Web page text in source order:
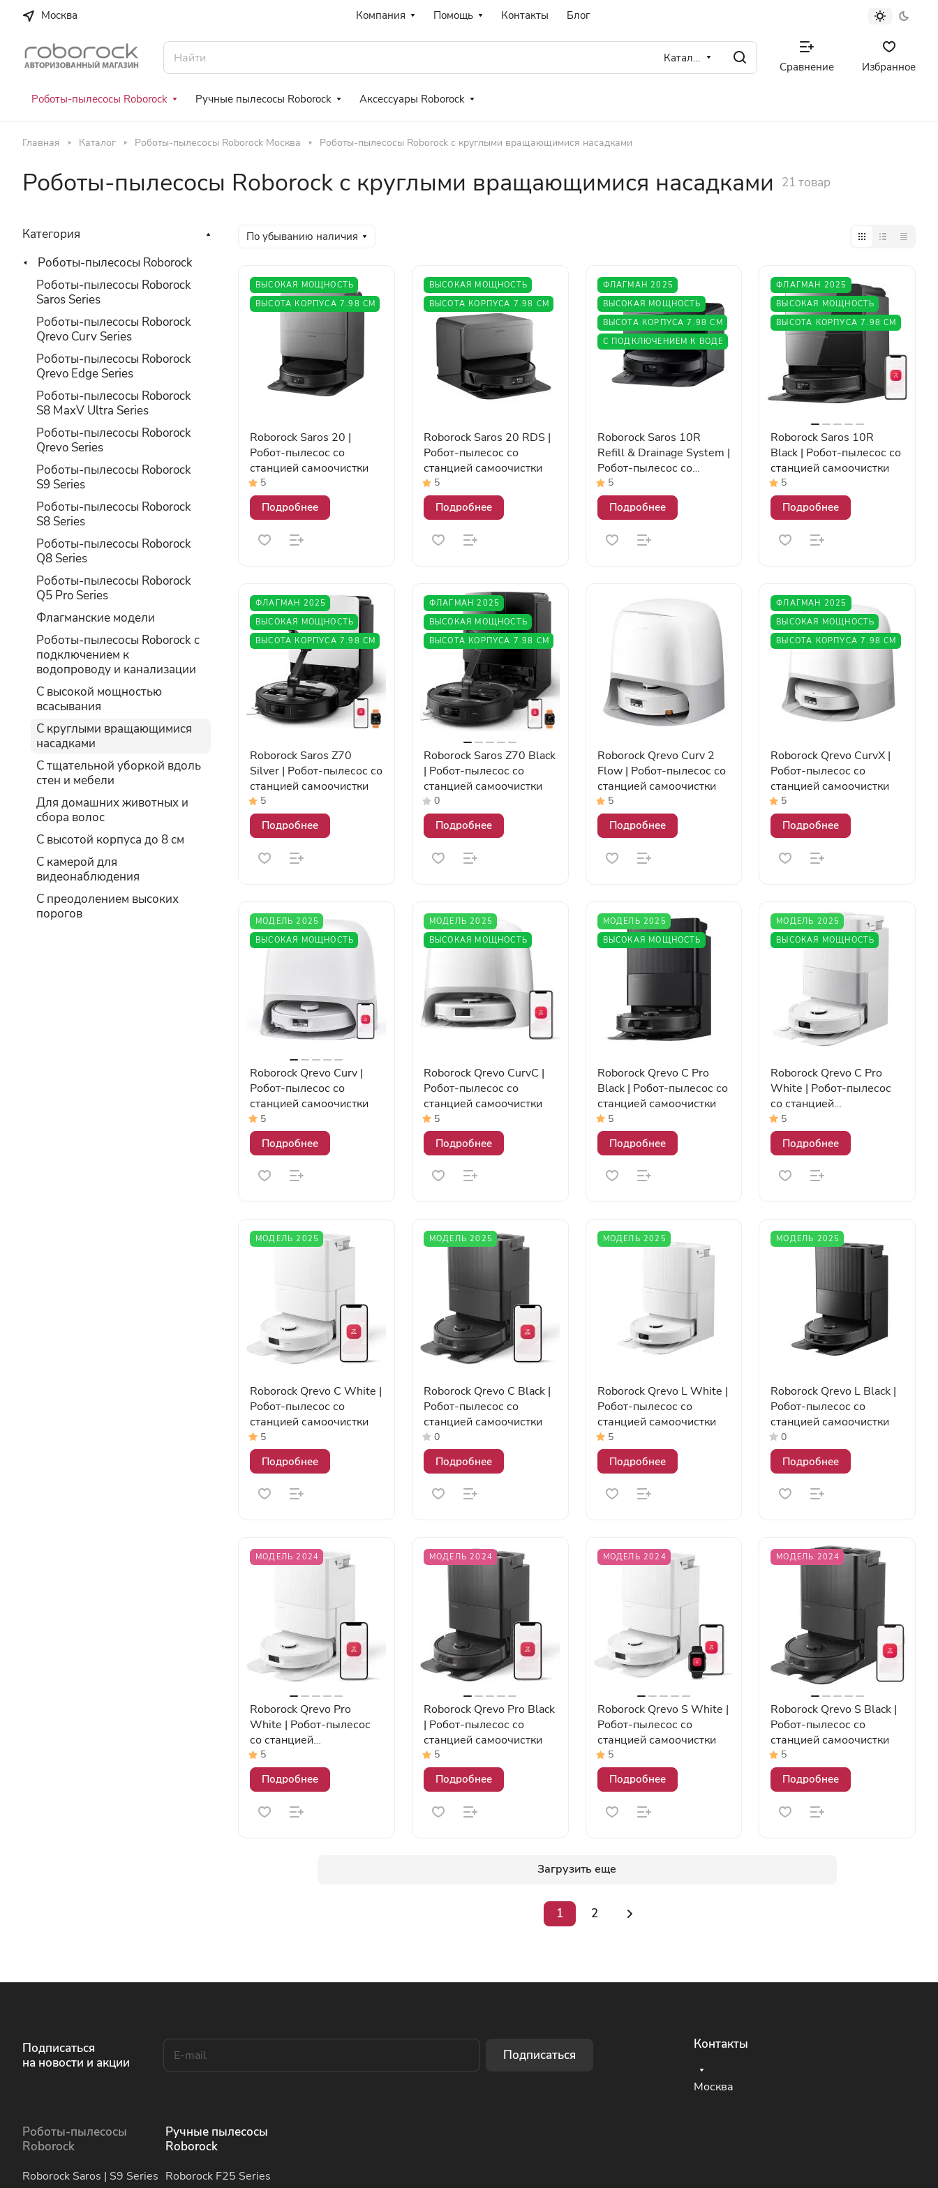
Москва Компания Помощь Контакты Блог
Каталог
Сравнение Избранное
Роботы-пылесосы Roborock Ручные пылесосы Roborock Аксессуары Roborock
Главная Каталог Роботы-пылесосы Roborock Москва Роботы-пылесосы Roborock с круглыми вращающимися насадками
Роботы-пылесосы Roborock с круглыми вращающимися насадками 21 товар
По убыванию наличия
ВЫСОКАЯ МОЩНОСТЬ
ВЫСОТА КОРПУСА 7.98 СМ
Roborock Saros 20 |
Робот-пылесос со
станцией самоочистки
5
Подробнее
ВЫСОКАЯ МОЩНОСТЬ
ВЫСОТА КОРПУСА 7.98 СМ
Roborock Saros 20 RDS |
Робот-пылесос со
станцией самоочистки
5
Подробнее
ФЛАГМАН 2025
ВЫСОКАЯ МОЩНОСТЬ
ВЫСОТА КОРПУСА 7.98 СМ
С ПОДКЛЮЧЕНИЕМ К ВОДЕ
Roborock Saros 10R
Refill & Drainage System |
Робот-пылесос со
станцией самоочистки с
подключением к
водопроводу и
5
Подробнее
ФЛАГМАН 2025
ВЫСОКАЯ МОЩНОСТЬ
ВЫСОТА КОРПУСА 7.98 СМ
Roborock Saros 10R
Black | Робот-пылесос со
станцией самоочистки
5
Подробнее
ФЛАГМАН 2025
ВЫСОКАЯ МОЩНОСТЬ
ВЫСОТА КОРПУСА 7.98 СМ
Roborock Saros Z70
Silver | Робот-пылесос со
станцией самоочистки
5
Подробнее
ФЛАГМАН 2025
ВЫСОКАЯ МОЩНОСТЬ
ВЫСОТА КОРПУСА 7.98 СМ
Roborock Saros Z70 Black
| Робот-пылесос со
станцией самоочистки
0
Подробнее
Roborock Qrevo Curv 2
Flow | Робот-пылесос со
станцией самоочистки
5
Подробнее
ФЛАГМАН 2025
ВЫСОКАЯ МОЩНОСТЬ
ВЫСОТА КОРПУСА 7.98 СМ
Roborock Qrevo CurvX |
Робот-пылесос со
станцией самоочистки
5
Подробнее
МОДЕЛЬ 2025
ВЫСОКАЯ МОЩНОСТЬ
Roborock Qrevo Curv |
Робот-пылесос со
станцией самоочистки
5
Подробнее
МОДЕЛЬ 2025
ВЫСОКАЯ МОЩНОСТЬ
Roborock Qrevo CurvC |
Робот-пылесос со
станцией самоочистки
5
Подробнее
МОДЕЛЬ 2025
ВЫСОКАЯ МОЩНОСТЬ
Roborock Qrevo C Pro
Black | Робот-пылесос со
станцией самоочистки
5
Подробнее
МОДЕЛЬ 2025
ВЫСОКАЯ МОЩНОСТЬ
Roborock Qrevo C Pro
White | Робот-пылесос
со станцией
самоочистки
5
Подробнее
МОДЕЛЬ 2025
Roborock Qrevo C White |
Робот-пылесос со
станцией самоочистки
5
Подробнее
МОДЕЛЬ 2025
Roborock Qrevo C Black |
Робот-пылесос со
станцией самоочистки
0
Подробнее
МОДЕЛЬ 2025
Roborock Qrevo L White |
Робот-пылесос со
станцией самоочистки
5
Подробнее
МОДЕЛЬ 2025
Roborock Qrevo L Black |
Робот-пылесос со
станцией самоочистки
0
Подробнее
МОДЕЛЬ 2024
Roborock Qrevo Pro
White | Робот-пылесос
со станцией
самоочистки
5
Подробнее
МОДЕЛЬ 2024
Roborock Qrevo Pro Black
| Робот-пылесос со
станцией самоочистки
5
Подробнее
МОДЕЛЬ 2024
Roborock Qrevo S White |
Робот-пылесос со
станцией самоочистки
5
Подробнее
МОДЕЛЬ 2024
Roborock Qrevo S Black |
Робот-пылесос со
станцией самоочистки
5
Подробнее
Загрузить еще
1 2
Категория
Роботы-пылесосы Roborock
Роботы-пылесосы Roborock
Saros Series
Роботы-пылесосы Roborock
Qrevo Curv Series
Роботы-пылесосы Roborock
Qrevo Edge Series
Роботы-пылесосы Roborock
S8 MaxV Ultra Series
Роботы-пылесосы Roborock
Qrevo Series
Роботы-пылесосы Roborock
S9 Series
Роботы-пылесосы Roborock
S8 Series
Роботы-пылесосы Roborock
Q8 Series
Роботы-пылесосы Roborock
Q5 Pro Series
Флагманcкие модели
Роботы-пылесосы Roborock c
подключением к
водопроводу и канализации
С высокой мощностью
всасывания
С круглыми вращающимися
насадками
С тщательной уборкой вдоль
стен и мебели
Для домашних животных и
сбора волос
С высотой корпуса до 8 см
С камерой для
видеонаблюдения
С преодолением высоких
порогов
Подписаться
на новости и акции
Подписаться
Роботы-пылесосы
Roborock
Roborock Saros | S9 Series
Ручные пылесосы
Roborock
Roborock F25 Series
Контакты
Москва